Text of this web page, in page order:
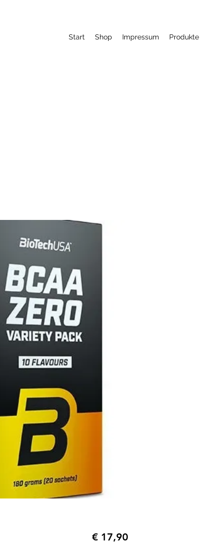
Start Shop Impressum Produkte
€ 17,90Preis